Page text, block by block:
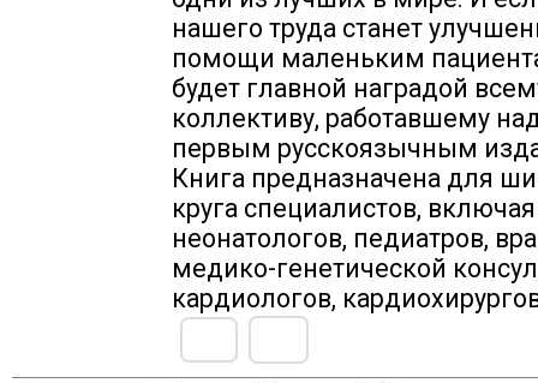
нашего труда станет
помощи маленьким
будет главной наградой
коллективу, работавшему
первым русскоязычным
Книга предназначена для
круга специалистов, включая
неонатологов, педиатров,
медико-генетической
кардиологов,